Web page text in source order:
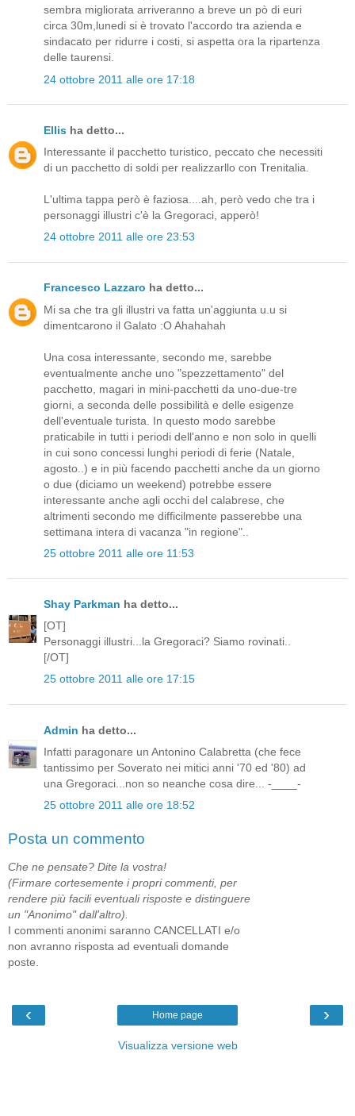
sembra migliorata arriveranno a breve un pò di euri
circa 30m,lunedi si è trovato l'accordo tra azienda e
sindacato per ridurre i costi, si aspetta ora la ripartenza
delle taurensi.
24 ottobre 2011 alle ore 17:18
Ellis ha detto...
Interessante il pacchetto turistico, peccato che necessiti
di un pacchetto di soldi per realizzarllo con Trenitalia.
L'ultima tappa però è faziosa....ah, però vedo che tra i
personaggi illustri c'è la Gregoraci, apperò!
24 ottobre 2011 alle ore 23:53
Francesco Lazzaro ha detto...
Mi sa che tra gli illustri va fatta un'aggiunta u.u si
dimentcarono il Galato :O Ahahahah
Una cosa interessante, secondo me, sarebbe
eventualmente anche uno "spezzettamento" del
pacchetto, magari in mini-pacchetti da uno-due-tre
giorni, a seconda delle possibilità e delle esigenze
dell'eventuale turista. In questo modo sarebbe
praticabile in tutti i periodi dell'anno e non solo in quelli
in cui sono concessi lunghi periodi di ferie (Natale,
agosto..) e in più facendo pacchetti anche da un giorno
o due (diciamo un weekend) potrebbe essere
interessante anche agli occhi del calabrese, che
altrimenti secondo me difficilmente passerebbe una
settimana intera di vacanza "in regione"..
25 ottobre 2011 alle ore 11:53
Shay Parkman ha detto...
[OT]
Personaggi illustri...la Gregoraci? Siamo rovinati..
[/OT]
25 ottobre 2011 alle ore 17:15
Admin ha detto...
Infatti paragonare un Antonino Calabretta (che fece
tantissimo per Soverato nei mitici anni '70 ed '80) ad
una Gregoraci...non so neanche cosa dire... -____-
25 ottobre 2011 alle ore 18:52
Posta un commento
Che ne pensate? Dite la vostra!
(Firmare cortesemente i propri commenti, per
rendere più facili eventuali risposte e distinguere
un "Anonimo" dall'altro).
I commenti anonimi saranno CANCELLATI e/o
non avranno risposta ad eventuali domande
poste.
‹ ›
Home page
Visualizza versione web